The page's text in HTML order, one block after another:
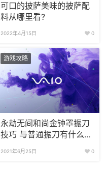
可口的披萨美味的披萨配
料从哪里看?
2022年4月15日 0
游戏攻略
永劫无间和尚金钟罩振刀
技巧 与普通振刀有什么区
2021年6月25日 0